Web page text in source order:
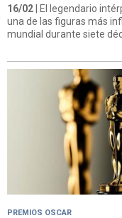
16/02 | El legendario
una de las figuras más
mundial durante siete
PREMIOS OSCAR